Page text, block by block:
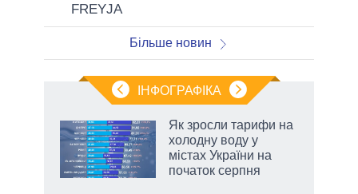
FREYJA
Більше новин
ІНФОГРАФІКА
Як зросли тарифи на
холодну воду у
містах України на
початок серпня